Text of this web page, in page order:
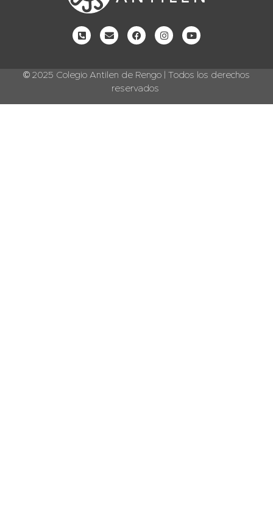
© 2025 Colegio Antilen de Rengo | Todos los derechos
reservados